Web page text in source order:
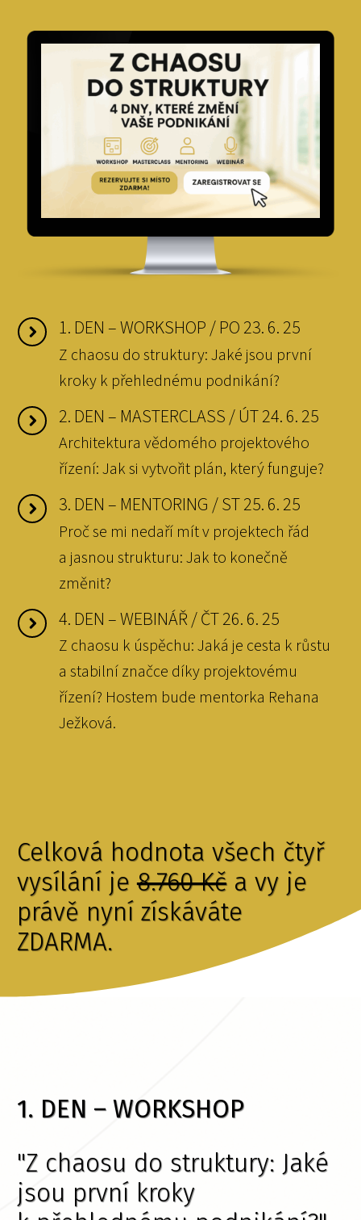
1. DEN – WORKSHOP / PO 23. 6. 25
Z chaosu do struktury: Jaké jsou první
kroky k přehlednému podnikání?
2. DEN – MASTERCLASS / ÚT 24. 6. 25
Architektura vědomého projektového
řízení: Jak si vytvořit plán, který funguje?
3. DEN – MENTORING / ST 25. 6. 25
Proč se mi nedaří mít v projektech řád
a jasnou strukturu: Jak to konečně
změnit?
4. DEN – WEBINÁŘ / ČT 26. 6. 25
Z chaosu k úspěchu: Jaká je cesta k růstu
a stabilní značce díky projektovému
řízení? Hostem bude mentorka Rehana
Ježková.
Celková hodnota všech čtyř
vysílání je8.760 Kča vy je
právě nyní získáváte
ZDARMA.
1. DEN – WORKSHOP
"Z chaosu do struktury: Jaké
jsou první kroky